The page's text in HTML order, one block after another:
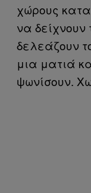
χώρους
να
δελεάζουν
μια ματιά
ψωνίσουν.